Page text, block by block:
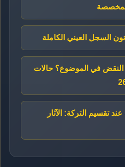
السجل العيني الكاملة
في الموضوع؟ حالات
تقسيم التركة: الآثار